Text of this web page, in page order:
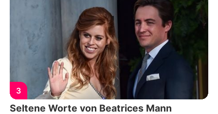
3
Seltene Worte von Beatrices Mann